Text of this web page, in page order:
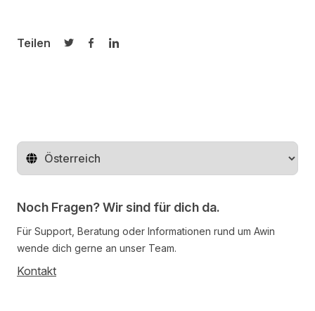
Teilen
Auf Twitter teilen
Auf Facebook teilen
Auf LinkedIn teilen
Region ändern
Noch Fragen? Wir sind für dich da.
Für Support, Beratung oder Informationen rund um Awin
wende dich gerne an unser Team.
Kontakt